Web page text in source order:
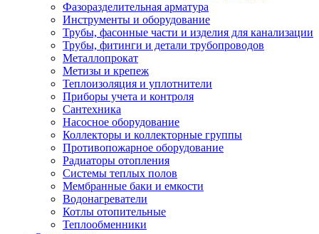
Фазоразделительная арматура
Инструменты и оборудование
Трубы, фасонные части и изделия для канализации
Трубы, фитинги и детали трубопроводов
Металлопрокат
Метизы и крепеж
Теплоизоляция и уплотнители
Приборы учета и контроля
Сантехника
Насосное оборудование
Коллекторы и коллекторные группы
Противопожарное оборудование
Радиаторы отопления
Системы теплых полов
Мембранные баки и емкости
Водонагреватели
Котлы отопительные
Теплообменники